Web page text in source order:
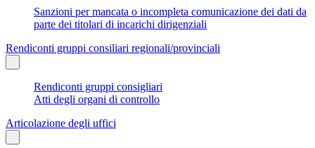
Sanzioni per mancata o incompleta comunicazione dei dati da
parte dei titolari di incarichi dirigenziali
Rendiconti gruppi consiliari regionali/provinciali
Rendiconti gruppi consigliari
Atti degli organi di controllo
Articolazione degli uffici